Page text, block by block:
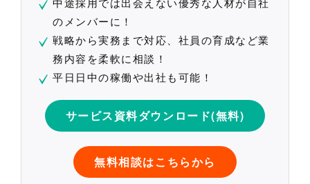
のメンバーに！
戦略から実務まで対応、社員の育成など業
務内容を柔軟に相談！
平日日中の稼働や出社も可能！
サービス資料ダウンロード(無料)
無料相談はこちらから